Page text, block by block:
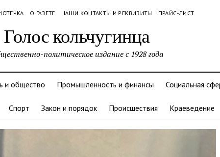
О ГАЗЕТЕ НАШИ КОНТАКТЫ И РЕКВИЗИТЫ ПРАЙС-ЛИСТ
Голос кольчугинца
политическое издание с 1928 года
и общество Промышленность и финансы Социальная
Спорт Закон и порядок Происшествия Краеведение